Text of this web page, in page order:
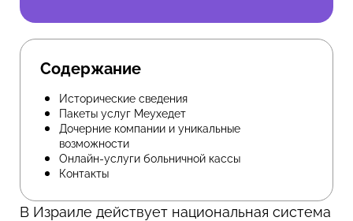
В Израиле действует национальная система
Содержание
Исторические сведения
Пакеты услуг Меухедет
Дочерние компании и уникальные
возможности
Онлайн-услуги больничной кассы
Контакты